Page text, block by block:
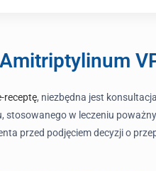
receptę, niezbędna jest
w leczeniu
przed podjęciem decyzji o